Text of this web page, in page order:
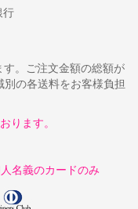
行
。ご注文金額の総額が
の各送料をお客様負担
。
ります。
名義のカードのみ